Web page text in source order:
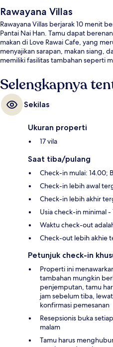
Rawayana Villas
Rawayana Villas berjarak 10 menit
Pantai Nai Han. Tamu dapat
makan di Love Rawai Cafe, yang
menyajikan sarapan, makan siang,
memiliki fasilitas tambahan seperti
Selengkapnya
Sekilas
Ukuran properti
17 vila
Saat tiba/pulang
Check-in mulai: 14.00;
Check-in lebih awal
Check-in lebih akhir
Usia check-in minimal -
Waktu check-out
Check-out lebih akhie
Petunjuk check-in
Properti ini
tambahan mungkin
penjemputan, tamu
jam sebelum tiba,
konfirmasi pemesanan
Resepsionis buka
malam
Tamu harus